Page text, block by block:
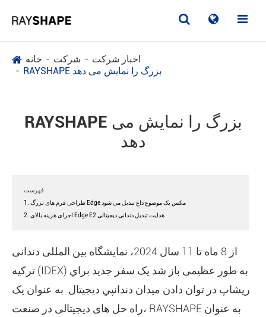
خانه شرکت
اخبار شرکت
RAYSHAPE بزرگ را نمایش می دهد
RAYSHAPE بزرگ را نمایش می
دهد
فهرست
1. طراحی فرم های بزرگ Edge مکس یک موضوع داغ تبدیل می شود
2. اجرای هزینه بالای Edge E2 هدایت تبدیل دندانی دیجیتالی
از 8 ماه تا 11 سال 2024، نمایشگاه بین المللی دندانی
ترکیه (IDEX) به طور عظیمی باز شد يک سفر جديد براي
ريشاپ در توان دادن ميدان دندانپي ديجيتال. به عنوان یک
راه حل های دیجیتالی در صنعت، RAYSHAPE به عنوان